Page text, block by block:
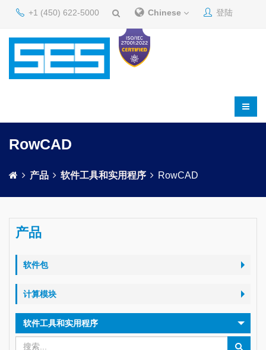
+1 (450) 622-5000 Chinese 登陆
RowCAD
产品 软件工具和实用程序 RowCAD
产品
软件包
计算模块
软件工具和实用程序